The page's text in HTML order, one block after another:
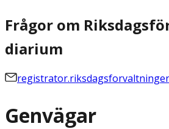
Frågor om
diarium
Genvägar